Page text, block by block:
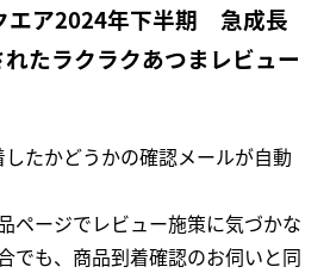
エア2024年下半期 急成長
れたラクラクあつまレビュー
たかどうかの確認メールが自動
ページでレビュー施策に気づかな
でも、商品到着確認のお伺いと同